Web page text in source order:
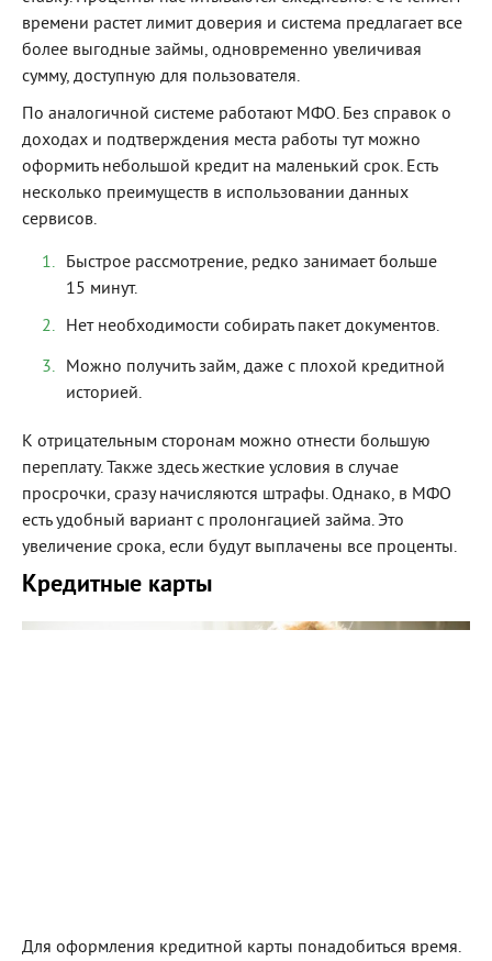
времени растет лимит доверия и система предлагает все
более выгодные займы, одновременно увеличивая
сумму, доступную для пользователя.
По аналогичной системе работают МФО. Без справок о
доходах и подтверждения места работы тут можно
оформить небольшой кредит на маленький срок. Есть
несколько преимуществ в использовании данных
сервисов.
Быстрое рассмотрение, редко занимает больше
15 минут.
Нет необходимости собирать пакет документов.
Можно получить займ, даже с плохой кредитной
историей.
К отрицательным сторонам можно отнести большую
переплату. Также здесь жесткие условия в случае
просрочки, сразу начисляются штрафы. Однако, в МФО
есть удобный вариант с пролонгацией займа. Это
увеличение срока, если будут выплачены все проценты.
Кредитные карты
Для оформления кредитной карты понадобиться время.